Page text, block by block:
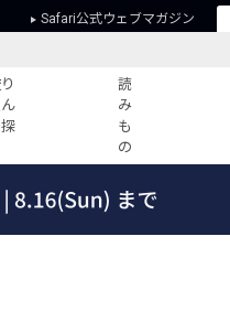
Safari公式ウェブマガジン
読
み
も
の